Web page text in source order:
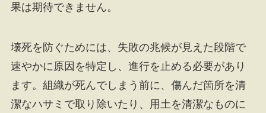
果は期待できません。
壊死を防ぐためには、失敗の兆候が見えた段階で
速やかに原因を特定し、進行を止める必要があり
ます。組織が死んでしまう前に、傷んだ箇所を清
潔なハサミで取り除いたり、用土を清潔なものに